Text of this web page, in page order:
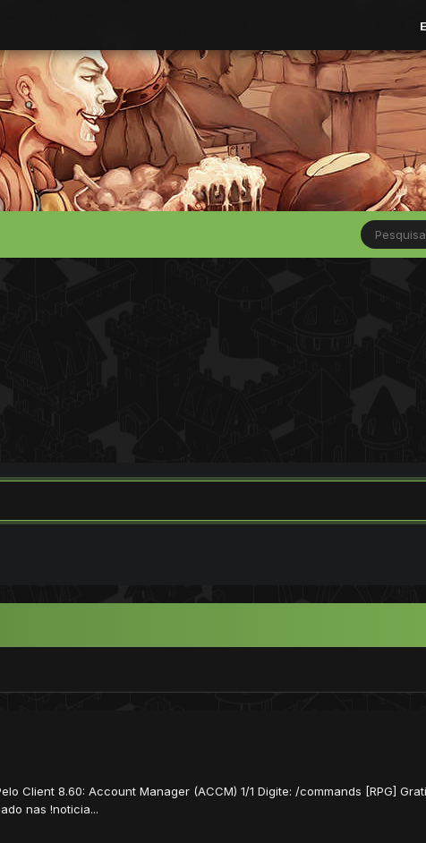
Client 8.60: Account Manager (ACCM) 1/1 Digite: /commands [RPG]
nas !noticia...